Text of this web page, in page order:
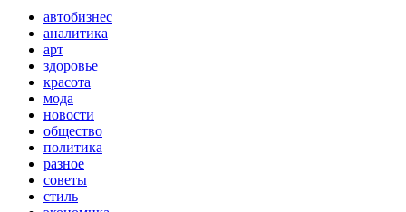
автобизнес
аналитика
арт
здоровье
красота
мода
новости
общество
политика
разное
советы
стиль